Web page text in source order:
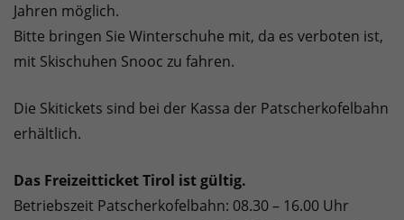
Jahren möglich.
Bitte bringen Sie Winterschuhe mit, da es verboten ist,
mit Skischuhen Snooc zu fahren.
Die Skitickets sind bei der Kassa der Patscherkofelbahn
erhältlich.
Das Freizeitticket Tirol ist gültig.
Betriebszeit Patscherkofelbahn: 08.30 – 16.00 Uhr